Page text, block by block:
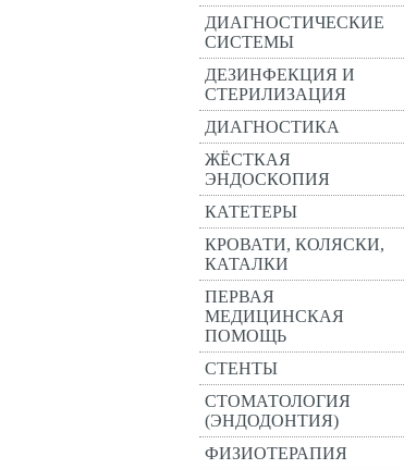
ДИАГНОСТИЧЕСКИЕ
СИСТЕМЫ
ДЕЗИНФЕКЦИЯ И
СТЕРИЛИЗАЦИЯ
ДИАГНОСТИКА
ЖЁСТКАЯ
ЭНДОСКОПИЯ
КАТЕТЕРЫ
КРОВАТИ, КОЛЯСКИ,
КАТАЛКИ
ПЕРВАЯ
МЕДИЦИНСКАЯ
ПОМОЩЬ
СТЕНТЫ
СТОМАТОЛОГИЯ
(ЭНДОДОНТИЯ)
ФИЗИОТЕРАПИЯ